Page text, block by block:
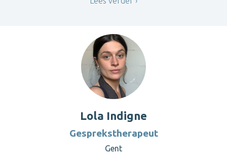
Lola Indigne
Gesprekstherapeut
Gent